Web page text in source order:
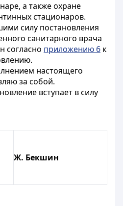
а также охране
стационаров.
силу постановления
санитарного врача
согласно приложению 6 к
настоящего
за собой.
вступает в силу
Ж. Бекшин